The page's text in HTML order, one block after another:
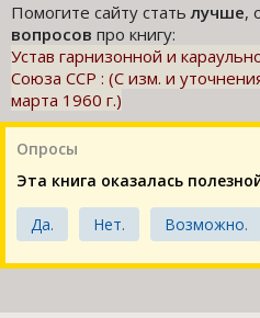
Помогите сайту статьлучше,
вопросов про книгу:
Устав гарнизонной и
Союза ССР : (С изм. и
марта 1960 г.)
Опросы
Эта книга оказалась
Да. Нет. Возможно.